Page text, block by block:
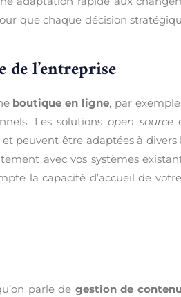
que chaque décision
l’entreprise
boutique en ligne, par
Les solutionsopen source
peuvent être adaptées à divers
avec vos systèmes
la capacité d’accueil de
parle de gestion de